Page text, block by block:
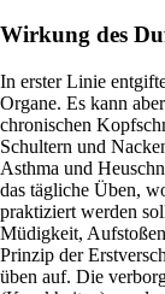
Wirkung des
In erster Linie
Organe. Es kann
chronischen
Schultern und
Asthma und
das tägliche Üben,
praktiziert werden
Müdigkeit,
Prinzip der
üben auf. Die